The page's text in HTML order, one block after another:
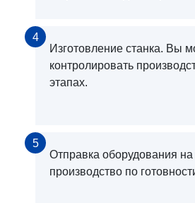
4
Изготовление станка. Вы
контролировать
этапах.
5
Отправка оборудования
производство по